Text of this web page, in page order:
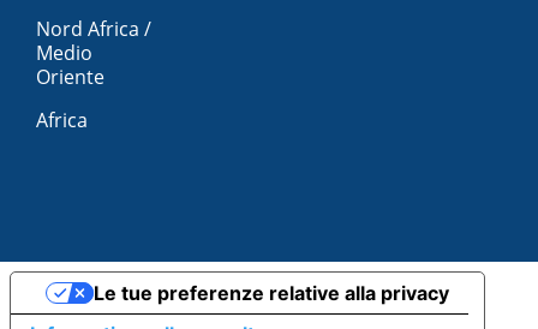
Nord Africa /
Medio
Oriente
Africa
Le tue preferenze relative alla privacy